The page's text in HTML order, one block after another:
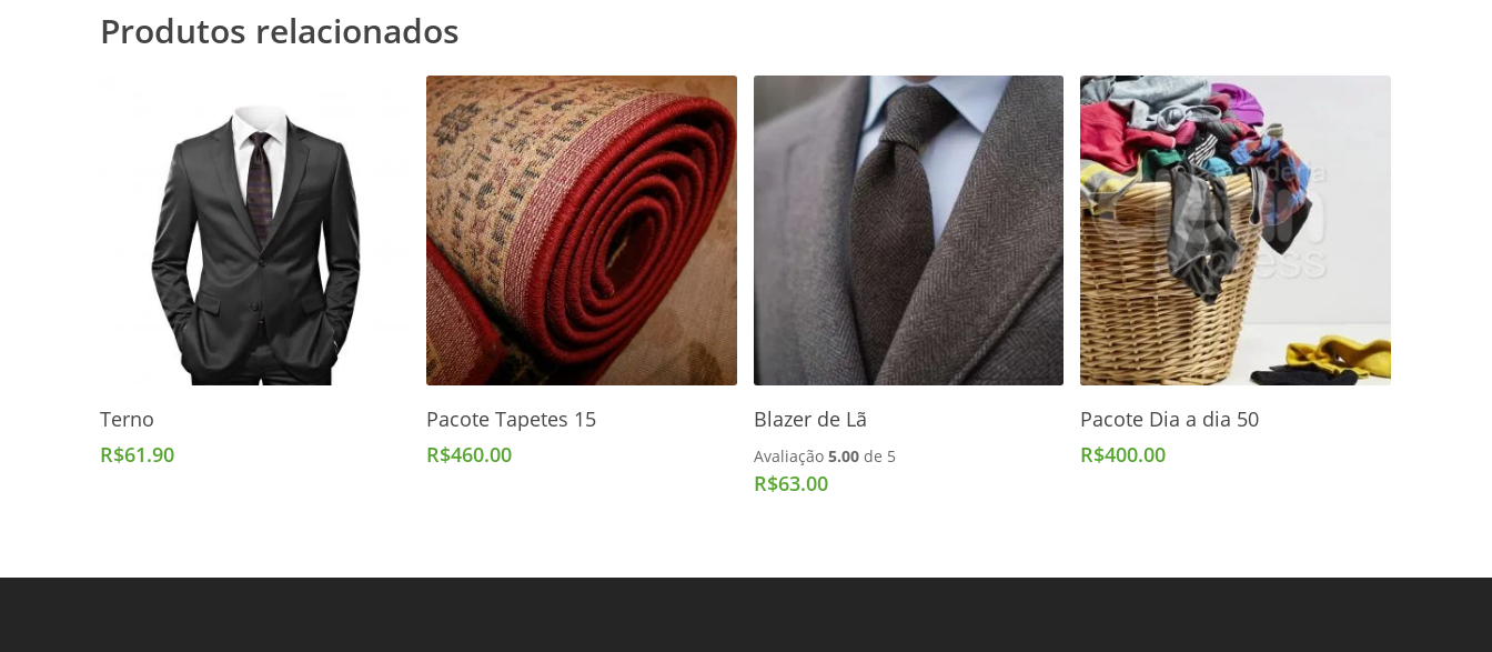
Produtos relacionados
Terno
R$61.90
Adicionar Ao Carrinho
Pacote Tapetes 15
R$460.00
Adicionar Ao Carrinho
Blazer de Lã
Avaliação 5.00de 5
R$63.00
Adicionar Ao Carrinho
Pacote Dia a dia 50
R$400.00